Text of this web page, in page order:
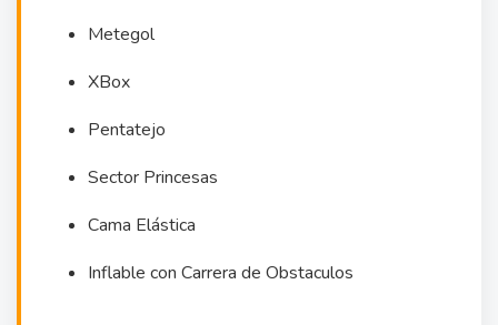
Metegol
XBox
Pentatejo
Sector Princesas
Cama Elástica
Inflable con Carrera de Obstaculos